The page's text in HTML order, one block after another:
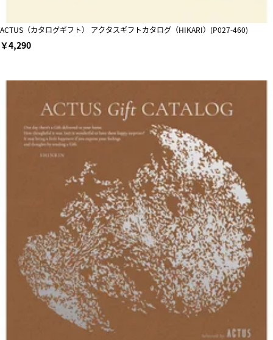
ACTUS（カタログギフト） アクタスギフトカタログ（HIKARI）(P027-460)
￥4,290